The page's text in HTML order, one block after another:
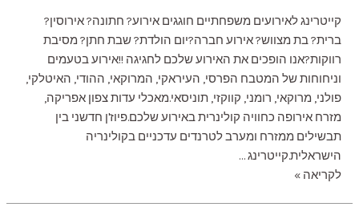
קייטרינג לאירועים משפחתיים חוגגים אירוע? חתונה? אירוסין?
ברית? בת מצווש? אירוע חברה?יום הולדת? שבת חתן? מסיבת
רווקות?אנו הופכים את האירוע שלכם לחגיגה !!אירוע בטעמים
וניחוחות של המטבח הפרסי, העיראקי, המרוקאי, ההודי, האיטלקי,
פולני, מרוקאי, רומני, קווקזי, תוניסאי.מאכלי עדות צפון אפריקה,
מזרח אירופה כחוויה קולינרית באירוע שלכם.פיוז'ן חדשני בין
תבשילים ממזרח ומערב לטרנדים עדכניים בקולינריה
הישראלית.קייטרינג …
קייטרינג
לקריאה »